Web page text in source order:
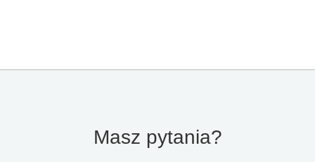
Masz pytania?